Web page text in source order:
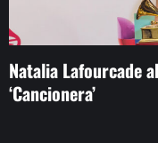
Natalia Lafourcade
‘Cancionera’